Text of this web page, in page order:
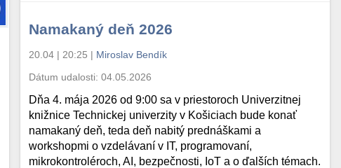
Namakaný deň 2026
20.04 | 20:25 | Miroslav Bendík
Dátum udalosti:04.05.2026
Dňa 4. mája 2026 od 9:00 sa v priestoroch Univerzitnej
knižnice Technickej univerzity v Košiciach bude konať
namakaný deň, teda deň nabitý prednáškami a
workshopmi o vzdelávaní v IT, programovaní,
mikrokontroléroch, AI, bezpečnosti, IoT a o ďalších témach.